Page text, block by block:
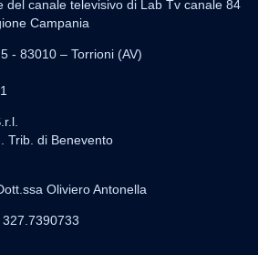
del canale televisivo di Lab Tv canale 84
Campania
- 83010 – Torrioni (AV)
Trib. di Benevento
Oliviero Antonella